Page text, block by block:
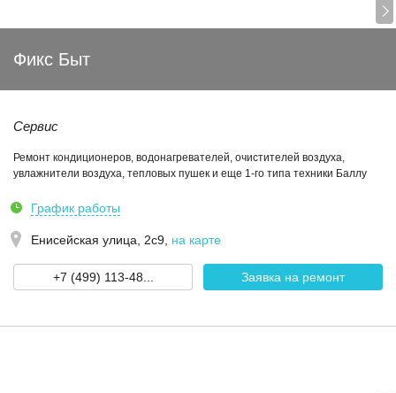
Фикс Быт
Сервис
Ремонт кондиционеров, водонагревателей, очистителей воздуха,
увлажнители воздуха, тепловых пушек и еще 1-го типа техники Баллу
График работы
Енисейская улица, 2с9 на карте
+7 (499) 113-48... Заявка на ремонт